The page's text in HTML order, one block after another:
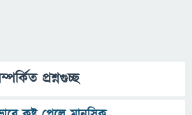
প্রশ্নগুচ্ছ